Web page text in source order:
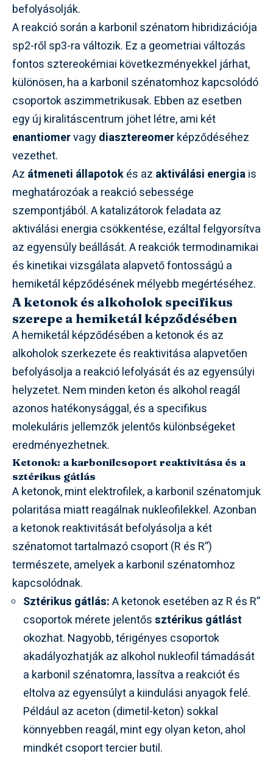
befolyásolják.
A reakció során a karbonil szénatom hibridizációja
sp2-ről sp3-ra változik. Ez a geometriai változás
fontos sztereokémiai következményekkel járhat,
különösen, ha a karbonil szénatomhoz kapcsolódó
csoportok aszimmetrikusak. Ebben az esetben
egy új kiralitáscentrum jöhet létre, ami két
enantiomervagydiasztereomerképződéséhez
vezethet.
Az átmeneti állapotokés az aktiválási energiais
meghatározóak a reakció sebessége
szempontjából. A katalizátorok feladata az
aktiválási energia csökkentése, ezáltal felgyorsítva
az egyensúly beállását. A reakciók termodinamikai
és kinetikai vizsgálata alapvető fontosságú a
hemiketál képződésének mélyebb megértéséhez.
A ketonok és alkoholok specifikus
szerepe a hemiketál képződésében
A hemiketál képződésében a ketonok és az
alkoholok szerkezete és reaktivitása alapvetően
befolyásolja a reakció lefolyását és az egyensúlyi
helyzetet. Nem minden keton és alkohol reagál
azonos hatékonysággal, és a specifikus
molekuláris jellemzők jelentős különbségeket
eredményezhetnek.
Ketonok: a karbonilcsoport reaktivitása és a
sztérikus gátlás
A ketonok, mint elektrofilek, a karbonil szénatomjuk
polaritása miatt reagálnak nukleofilekkel. Azonban
a ketonok reaktivitását befolyásolja a két
szénatomot tartalmazó csoport (R és R”)
természete, amelyek a karbonil szénatomhoz
kapcsolódnak.
Sztérikus gátlás:A ketonok esetében az R és R”
csoportok mérete jelentőssztérikus gátlást
okozhat. Nagyobb, térigényes csoportok
akadályozhatják az alkohol nukleofil támadását
a karbonil szénatomra, lassítva a reakciót és
eltolva az egyensúlyt a kiindulási anyagok felé.
Például az aceton (dimetil-keton) sokkal
könnyebben reagál, mint egy olyan keton, ahol
mindkét csoport tercier butil.